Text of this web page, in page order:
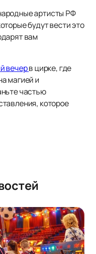
артисты РФ
будут вести это
вам
вечерв цирке, где
магией и
частью
которое